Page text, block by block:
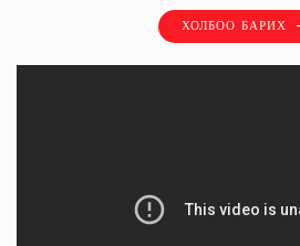
ХОЛБОО БАРИХ